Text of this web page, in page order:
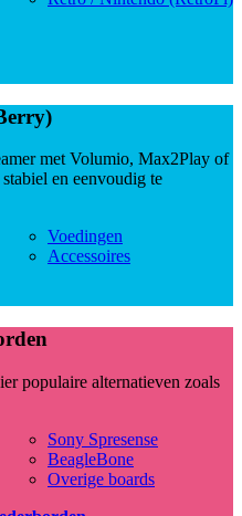
met Volumio, Max2Play of
en eenvoudig te
Voedingen
Accessoires
populaire alternatieven zoals
Sony Spresense
BeagleBone
Overige boards